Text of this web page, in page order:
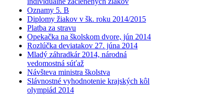
Oznamy 5. B
Diplomy žiakov v šk. roku 2014/2015
Platba za stravu
Opekačka na školskom dvore, jún 2014
Rozlúčka deviatakov 27. júna 2014
Mladý záhradkár 2014, národná
vedomostná súťaž
Návšteva ministra školstva
Slávnostné vyhodnotenie krajských kôl
olympiád 2014